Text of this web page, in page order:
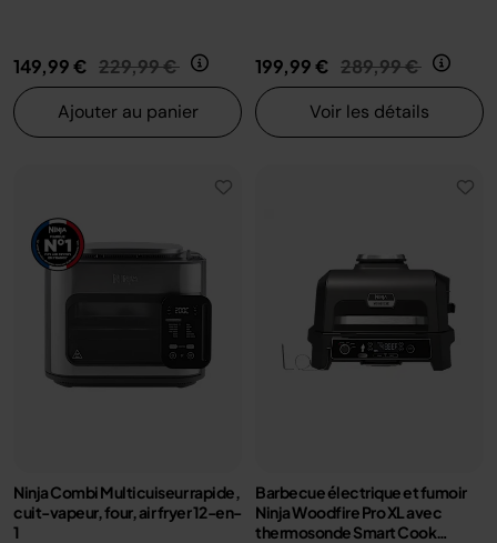
149,99 € Prix réduit de
229,99 € au
Ajouter au panier
199,99 € Prix réduit de
289,99 € au
Voir les détails
Ninja Combi Multicuiseur rapide,
cuit-vapeur, four, air fryer 12-en-
1
Barbecue électrique et fumoir
Ninja Woodfire Pro XL avec
thermosonde Smart Cook